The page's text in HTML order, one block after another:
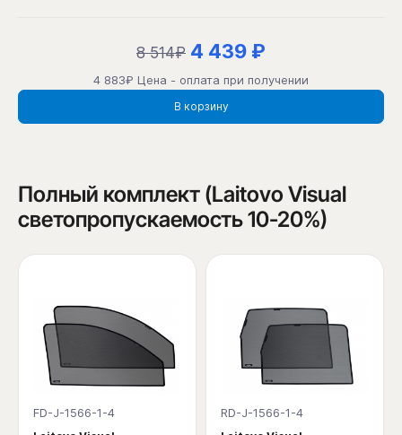
8 514₽ 4 439 ₽
4 883₽ Цена - оплата при получении
В корзину
Полный комплект (Laitovo Visual
светопропускаемость 10-20%)
FD-J-1566-1-4 RD-J-1566-1-4